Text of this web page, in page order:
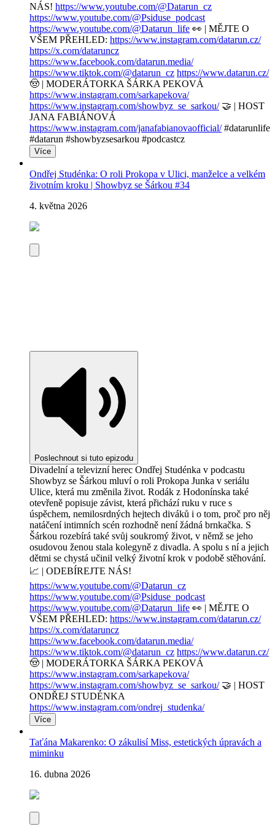
NÁS! https://www.youtube.com/@Datarun_cz
https://www.youtube.com/@Psiduse_podcast
https://www.youtube.com/@Datarun_life 👀 | MĚJTE O
VŠEM PŘEHLED: https://www.instagram.com/datarun.cz/
https://x.com/dataruncz
https://www.facebook.com/datarun.media/
https://www.tiktok.com/@datarun_cz https://www.datarun.cz/
🤠 | MODERÁTORKA ŠÁRKA PEKOVÁ
https://www.instagram.com/sarkapekova/
https://www.instagram.com/showbyz_se_sarkou/🤝 | HOST
JANA FABIÁNOVÁ
https://www.instagram.com/janafabianovaofficial/#datarunlife
#datarun #showbyzsesarkou #podcastcz
Více
Ondřej Studénka: O roli Prokopa v Ulici, manželce a velkém
životním kroku | Showbyz se Šárkou #34
4. května 2026
Poslechnout si tuto epizodu
Divadelní a televizní herec Ondřej Studénka v podcastu
Showbyz se Šárkou mluví o roli Prokopa Junka v seriálu
Ulice, která mu změnila život. Rodák z Hodonínska také
otevřeně popisuje závist, která přichází ruku v ruce s
úspěchem, nemilosrdných hejtech diváků i o tom, proč pro něj
natáčení intimních scén rozhodně není žádná brnkačka. S
Šárkou rozebírá také svůj soukromý život, v němž se jeho
osudovou ženou stala kolegyně z divadla. A spolu s ní a jejich
dětmi se chystá učinil velký životní krok v podobě stěhování.
📈 | ODEBÍREJTE NÁS!
https://www.youtube.com/@Datarun_cz
https://www.youtube.com/@Psiduse_podcast
https://www.youtube.com/@Datarun_life 👀 | MĚJTE O
VŠEM PŘEHLED: https://www.instagram.com/datarun.cz/
https://x.com/dataruncz
https://www.facebook.com/datarun.media/
https://www.tiktok.com/@datarun_cz https://www.datarun.cz/
🤠 | MODERÁTORKA ŠÁRKA PEKOVÁ
https://www.instagram.com/sarkapekova/
https://www.instagram.com/showbyz_se_sarkou/🤝 | HOST
ONDŘEJ STUDÉNKA
https://www.instagram.com/ondrej_studenka/
Více
Taťána Makarenko: O zákulisí Miss, estetických úpravách a
miminku
16. dubna 2026